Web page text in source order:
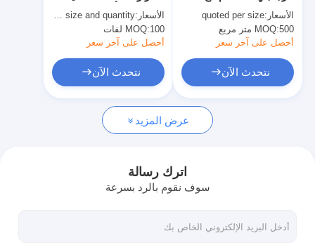
اتصل بنا
شريط عازل لاصق
شريط عزل قماش زجاجي
شريط عازل مقاوم للحرارة
شريط لاصق فيلم بوليميد
شريط لاصق رقائق الألومنيوم
الزجاجية الأقمشة الشريط
اللاصق مع السيليكون
الأسعار:quoted as per size and quantity
MOQ:100 لفات
أحصل على آخر سعر
نتحدث الآن
3.8N / سمالأسعار:quoted per size
MOQ:500 متر مربع
أحصل على آخر سعر
نتحدث الآن
عرض المزيد
اترك رسالة
سوف نقوم بالرد بسرعة